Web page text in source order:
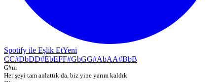
Spotify ile Eşlik EtYeni
CC#DbDD#EbEFF#GbGG#AbAA#BbB
G#m
Her şeyi tam anlattık da, biz yine yarım kaldık